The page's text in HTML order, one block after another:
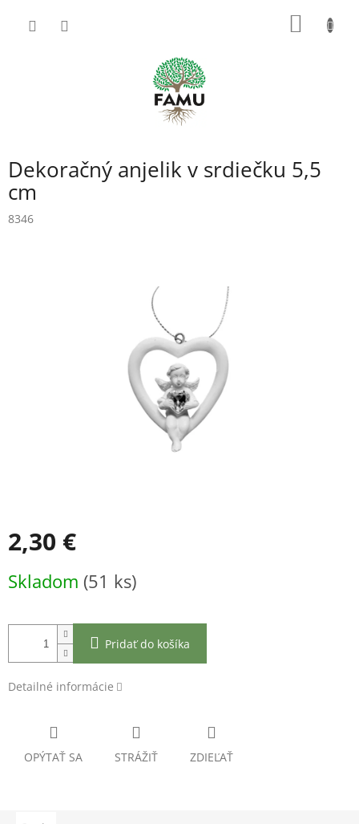
Dekoračný anjelik v srdiečku 5,5
cm
8346
2,30 €
cena:
Skladom (51 ks)
Pridať do košíka
Detailné informácie
OPÝTAŤ SA STRÁŽIŤ ZDIEĽAŤ